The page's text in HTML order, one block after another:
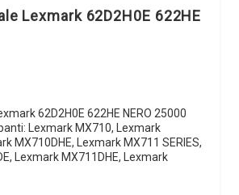
Lexmark 62D2H0E 622HE
62D2H0E 622HE NERO 25000
Lexmark MX710, Lexmark
MX710DHE, Lexmark MX711 SERIES,
Lexmark MX711DHE, Lexmark